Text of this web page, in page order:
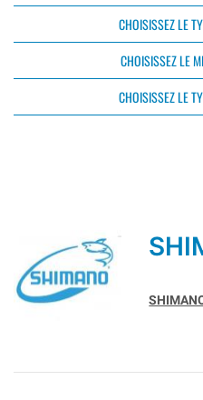
CHOISISSEZ LE
CHOISISSEZ LE
CHOISISSEZ LE